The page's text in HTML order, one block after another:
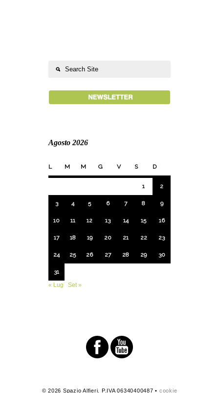
Agosto 2026
L M M G V S D
1 2
3 4 5 6 7 8 9
10 11 12 13 14 15 16
17 18 19 20 21 22 23
24 25 26 27 28 29 30
31
« Lug
Set »
© 2026 Spazio Alfieri. P.IVA 06340400487 • cookie